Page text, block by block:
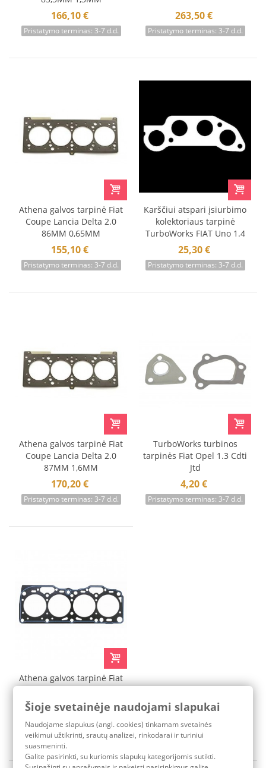
166,10 €
Pristatymo terminas: 3-7 d.d.
263,50 €
Pristatymo terminas: 3-7 d.d.
Athena galvos tarpinė Fiat
Coupe Lancia Delta 2.0
86MM 0,65MM
155,10 €
Pristatymo terminas: 3-7 d.d.
Karščiui atspari įsiurbimo
kolektoriaus tarpinė
TurboWorks FIAT Uno 1.4
Turbo
25,30 €
Pristatymo terminas: 3-7 d.d.
Athena galvos tarpinė Fiat
Coupe Lancia Delta 2.0
87MM 1,6MM
170,20 €
Pristatymo terminas: 3-7 d.d.
TurboWorks turbinos
tarpinės Fiat Opel 1.3 Cdti
Jtd
4,20 €
Pristatymo terminas: 3-7 d.d.
Athena galvos tarpinė Fiat
Punto 1.4T 81,5MM 1,8MM
Pristatymo terminas: 3-7 d.d.
Šioje svetainėje naudojami slapukai
Naudojame slapukus (angl. cookies) tinkamam svetainės
veikimui užtikrinti, srautų analizei, rinkodarai ir turiniui
suasmeninti.
Galite pasirinkti, su kuriomis slapukų kategorijomis sutikti.